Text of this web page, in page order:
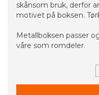
skånsom bruk, derfor
motivet på boksen.
Metallboksen passer
våre som romdeler.